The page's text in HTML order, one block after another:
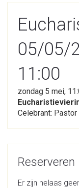
05/05/
11:00
zondag 5 mei,
Celebrant:
Reserveren
Er zijn helaas